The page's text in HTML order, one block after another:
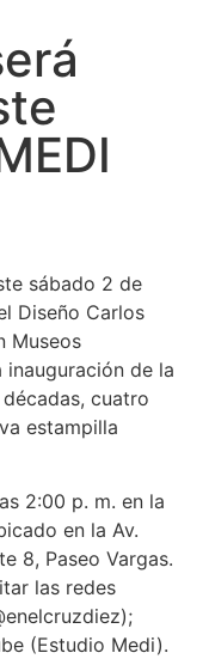
sábado 2 de
Diseño Carlos
Museos
inauguración de la
cuatro
estampilla
2:00 p. m. en la
en la Av.
8, Paseo Vargas.
las redes
(Estudio Medi).